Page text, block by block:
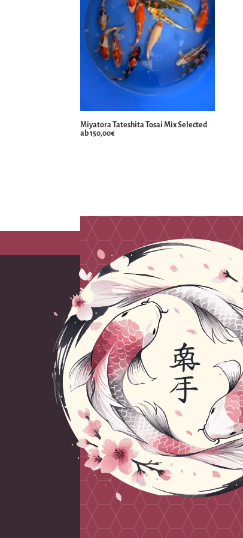
Miyatora Tateshita Tosai Mix Selected
ab 150,00€